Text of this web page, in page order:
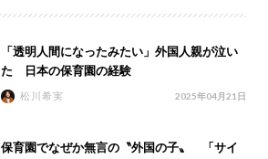
「透明人間になったみたい」外国人親が泣い
た 日本の保育園の経験
松川希実 2025年04月21日
保育園でなぜか無言の〝外国の子〟 「サイ